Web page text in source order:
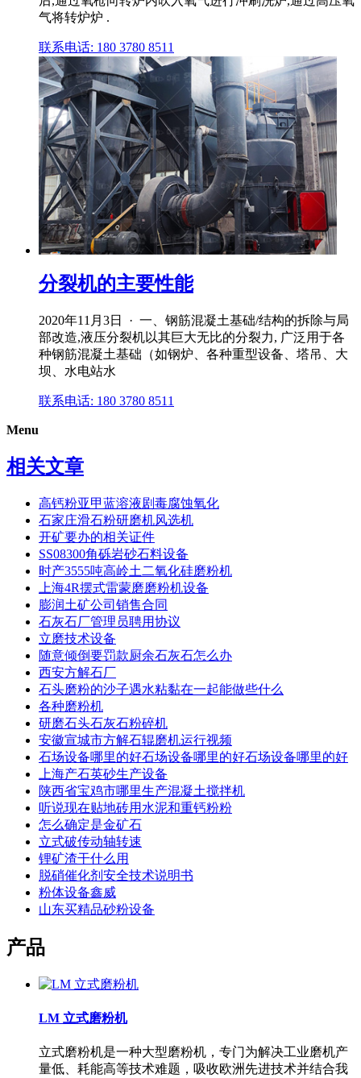
气将转炉炉 .
联系电话: 180 3780 8511
分裂机的主要性能
2020年11月3日 · 一、钢筋混凝土基础/结构的拆除与局
部改造,液压分裂机以其巨大无比的分裂力, 广泛用于各
种钢筋混凝土基础（如钢炉、各种重型设备、塔吊、大
坝、水电站水
联系电话: 180 3780 8511
Menu
相关文章
高钙粉亚甲蓝溶液剧毒腐蚀氧化
石家庄滑石粉研磨机风选机
开矿要办的相关证件
SS08300角砾岩砂石料设备
时产3555吨高岭土二氧化硅磨粉机
上海4R摆式雷蒙磨磨粉机设备
膨润土矿公司销售合同
石灰石厂管理员聘用协议
立磨技术设备
随意倾倒要罚款厨余石灰石怎么办
西安方解石厂
石头磨粉的沙子遇水粘黏在一起能做些什么
各种磨粉机
研磨石头石灰石粉碎机
安徽宣城市方解石辊磨机运行视频
石场设备哪里的好石场设备哪里的好石场设备哪里的好
上海产石英砂生产设备
陕西省宝鸡市哪里生产混凝土搅拌机
听说现在贴地砖用水泥和重钙粉粉
怎么确定是金矿石
立式破传动轴转速
锂矿渣干什么用
脱硝催化剂安全技术说明书
粉体设备鑫威
山东买精品砂粉设备
产品
LM 立式磨粉机
立式磨粉机是一种大型磨粉机，专门为解决工业磨机产
量低、耗能高等技术难题，吸收欧洲先进技术并结合我